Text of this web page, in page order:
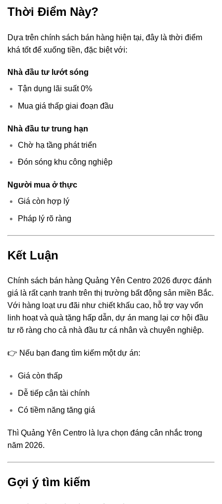
Thời Điểm Này?
Dựa trên chính sách bán hàng hiện tại, đây là thời điểm
khá tốt để xuống tiền, đặc biệt với:
Nhà đầu tư lướt sóng
Tận dụng lãi suất 0%
Mua giá thấp giai đoạn đầu
Nhà đầu tư trung hạn
Chờ hạ tầng phát triển
Đón sóng khu công nghiệp
Người mua ở thực
Giá còn hợp lý
Pháp lý rõ ràng
Kết Luận
Chính sách bán hàng Quảng Yên Centro 2026 được đánh
giá là rất cạnh tranh trên thị trường bất động sản miền Bắc.
Với hàng loạt ưu đãi như chiết khấu cao, hỗ trợ vay vốn
linh hoạt và quà tặng hấp dẫn, dự án mang lại cơ hội đầu
tư rõ ràng cho cả nhà đầu tư cá nhân và chuyên nghiệp.
👉 Nếu bạn đang tìm kiếm một dự án:
Giá còn thấp
Dễ tiếp cận tài chính
Có tiềm năng tăng giá
Thì Quảng Yên Centro là lựa chọn đáng cân nhắc trong
năm 2026.
Gợi ý tìm kiếm